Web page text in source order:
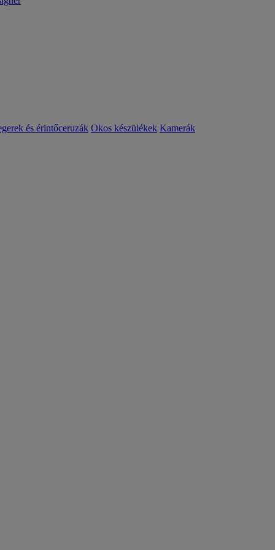
és érintőceruzák Okos készülékek Kamerák